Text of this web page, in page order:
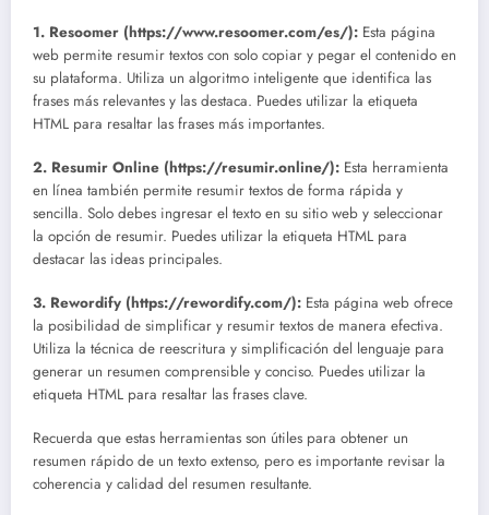
1. Resoomer (https://www.resoomer.com/es/): Esta página
web permite resumir textos con solo copiar y pegar el contenido en
su plataforma. Utiliza un algoritmo inteligente que identifica las
frases más relevantes y las destaca. Puedes utilizar la etiqueta
HTML para resaltar las frases más importantes.
2. Resumir Online (https://resumir.online/): Esta herramienta
en línea también permite resumir textos de forma rápida y
sencilla. Solo debes ingresar el texto en su sitio web y seleccionar
la opción de resumir. Puedes utilizar la etiqueta HTML para
destacar las ideas principales.
3. Rewordify (https://rewordify.com/): Esta página web ofrece
la posibilidad de simplificar y resumir textos de manera efectiva.
Utiliza la técnica de reescritura y simplificación del lenguaje para
generar un resumen comprensible y conciso. Puedes utilizar la
etiqueta HTML para resaltar las frases clave.
Recuerda que estas herramientas son útiles para obtener un
resumen rápido de un texto extenso, pero es importante revisar la
coherencia y calidad del resumen resultante.